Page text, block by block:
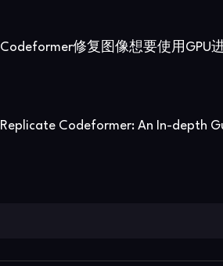
Codeformer修复图像想要使用GPU
Replicate Codeformer: An In-depth